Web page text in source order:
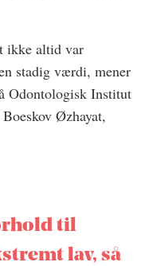
ikke altid var
stadig værdi, mener
Odontologisk Institut
Øzhayat,
til
lav, så